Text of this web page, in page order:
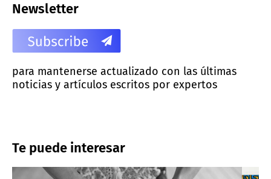
Newsletter
para mantenerse actualizado con las últimas
noticias y artículos escritos por expertos
Te puede interesar